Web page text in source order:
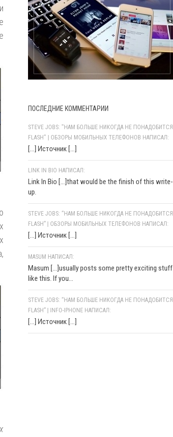
ПОСЛЕДНИЕ КОММЕНТАРИИ
STEVE JOBS: "НАМ БОЛЬШЕ НИКОГДА НЕ ПОНАДОБИТСЯ
FLASH" | ОБЗОРЫ МОБИЛЬНЫХ ТЕЛЕФОНОВ НАПИСАЛ:
[…] Источник […]
LINK IN BIO НАПИСАЛ:
Link In Bio [...]that would be the finish of this write-
up.
STEVE JOBS: “НАМ БОЛЬШЕ НИКОГДА НЕ ПОНАДОБИТСЯ
FLASH” | ОБЗОРЫ МОБИЛЬНЫХ ТЕЛЕФОНОВ НАПИСАЛ:
[…] Источник […]
MASUM НАПИСАЛ:
Masum [...]usually posts some pretty exciting stuff
like this. If you...
STEVE JOBS: “НАМ БОЛЬШЕ НИКОГДА НЕ ПОНАДОБИТСЯ
FLASH” | INFO-IPHONE НАПИСАЛ:
[…] Источник […]